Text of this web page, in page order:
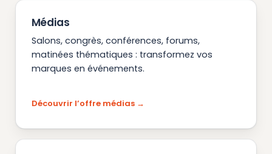
Médias
Salons, congrès, conférences, forums,
matinées thématiques : transformez vos
marques en événements.
Découvrir l’offre médias